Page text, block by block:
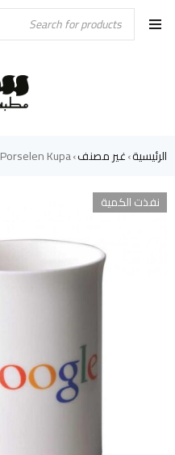
الرئيسية›غير مصنف›
Porselen Kupa
نفذت الكمية